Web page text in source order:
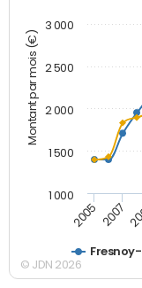
Montant par mois (€)
2005 2007
1 000
1 500
2 000
2 500
3 000
© JDN 2026